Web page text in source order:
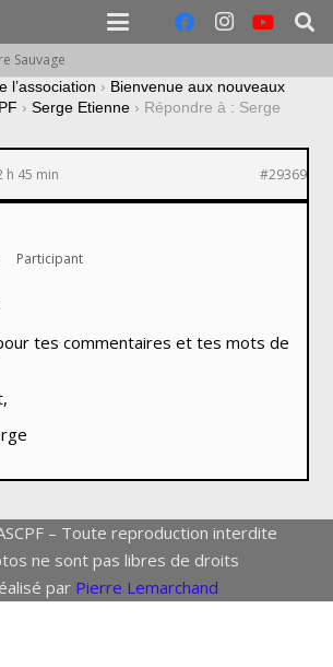
Sauvage
l’association › Bienvenue aux nouveaux
› Serge Etienne › Répondre à : Serge
h 45 min #29369
Participant
tes commentaires et tes mots de
– Toute reproduction interdite
ne sont pas libres de droits
par Pierre Lemarchand